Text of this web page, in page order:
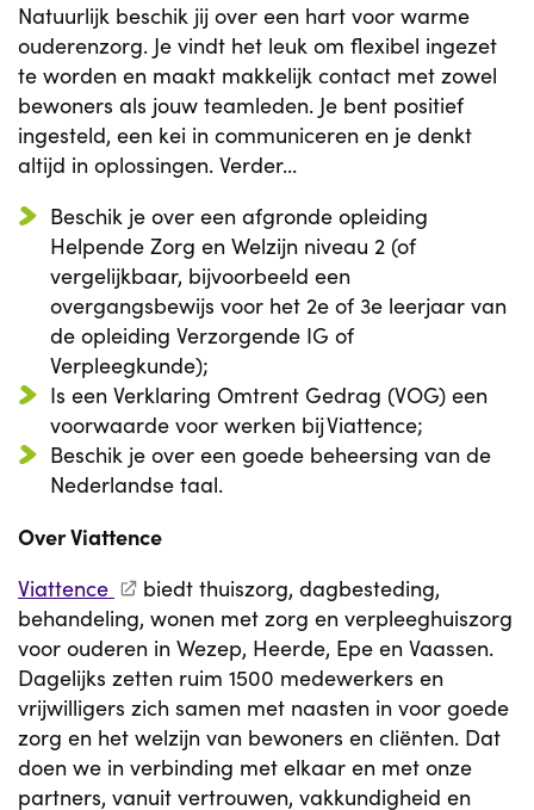
Natuurlijk beschik jij over een hart voor warme
ouderenzorg. Je vindt het leuk om flexibel ingezet
te worden en maakt makkelijk contact met zowel
bewoners als jouw teamleden. Je bent positief
ingesteld, een kei in communiceren en je denkt
altijd in oplossingen. Verder...
Beschik je over een afgronde opleiding
Helpende Zorg en Welzijn niveau 2 (of
vergelijkbaar, bijvoorbeeld een
overgangsbewijs voor het 2e of 3e leerjaar van
de opleiding Verzorgende IG of
Verpleegkunde);
Is een Verklaring Omtrent Gedrag (VOG) een
voorwaarde voor werken bij Viattence;
Beschik je over een goede beheersing van de
Nederlandse taal.
Over Viattence
Viattence
biedt thuiszorg, dagbesteding,
behandeling, wonen met zorg en verpleeghuiszorg
voor ouderen in Wezep, Heerde, Epe en Vaassen.
Dagelijks zetten ruim 1500 medewerkers en
vrijwilligers zich samen met naasten in voor goede
zorg en het welzijn van bewoners en cliënten. Dat
doen we in verbinding met elkaar en met onze
partners, vanuit vertrouwen, vakkundigheid en